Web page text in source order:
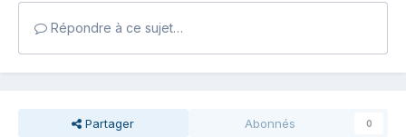
Répondre à ce sujet…
Partager Abonnés 0